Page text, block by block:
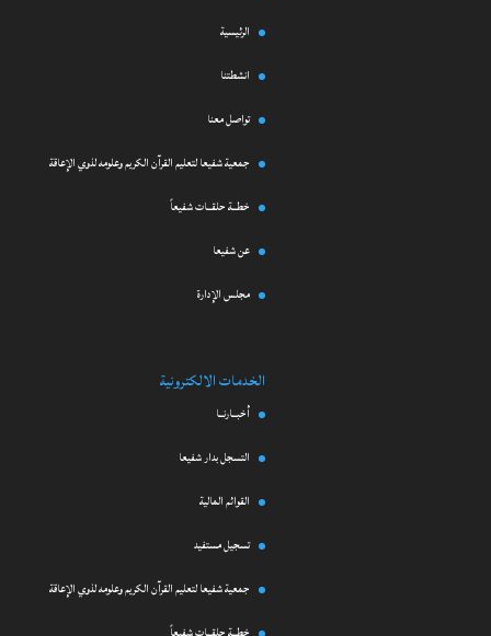
الرئيسية
انشطتنا
تواصل معنا
جمعية شفيعا لتعليم القرآن الكريم وعلومه لذوي الإعاقة
خطــة حلقــات شفيعاً
عن شفيعا
مجلس الإدارة
الخدمات الالكترونية
أخبــارنــا
التسجل بدار شفيعا
القوائم المالية
تسجيل مستفيد
جمعية شفيعا لتعليم القرآن الكريم وعلومه لذوي الإعاقة